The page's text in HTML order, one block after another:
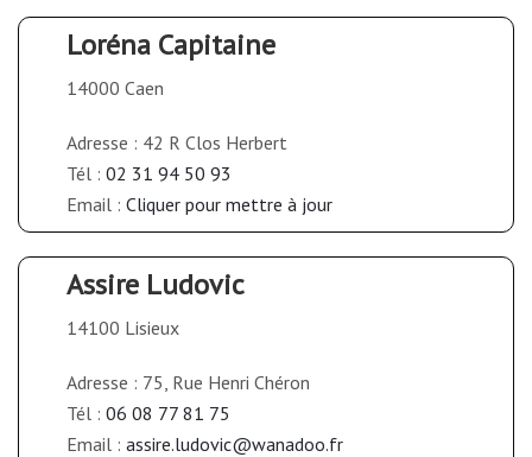
Loréna Capitaine
14000 Caen
Adresse : 42 R Clos Herbert
Tél : 02 31 94 50 93
Email : Cliquer pour mettre à jour
Assire Ludovic
14100 Lisieux
Adresse : 75, Rue Henri Chéron
Tél : 06 08 77 81 75
Email : assire.ludovic@wanadoo.fr